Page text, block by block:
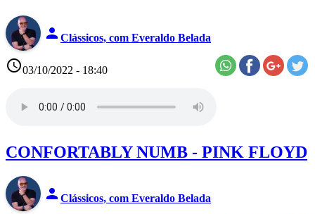
person Clássicos, com Everaldo Belada
access_time03/10/2022 - 18:40
CONFORTABLY NUMB - PINK FLOYD
person Clássicos, com Everaldo Belada